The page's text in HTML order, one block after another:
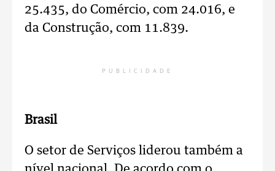
25.435, do Comércio, com 24.016, e
da Construção, com 11.839.
PUBLICIDADE
Brasil
O setor de Serviços liderou também a